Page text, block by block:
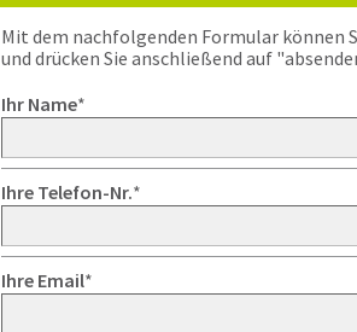
Mit dem nachfolgenden Formular können
und drücken Sie anschließend auf
Ihr Name*
Ihre Telefon-Nr.*
Ihre Email*